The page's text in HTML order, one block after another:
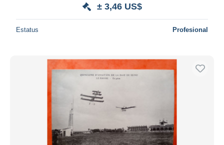
± 3,46 US$
Estatus Profesional